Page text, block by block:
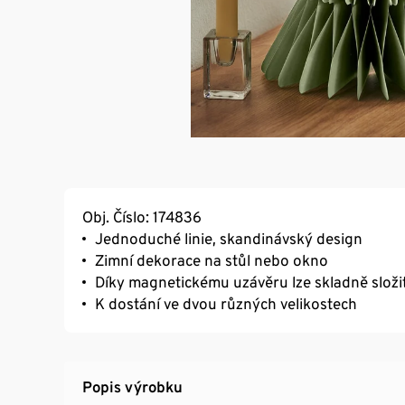
Obj. Číslo: 174836
Jednoduché linie, skandinávský design
Zimní dekorace na stůl nebo okno
Díky magnetickému uzávěru lze skladně
K dostání ve dvou různých velikostech
Popis výrobku